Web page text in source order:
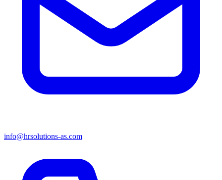
info@hrsolutions-as.com